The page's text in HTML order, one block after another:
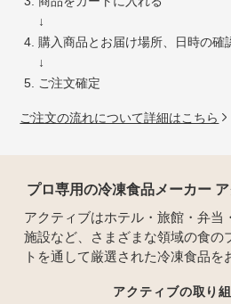
↓
購入商品とお届け場所、日時の確
↓
ご注文確定
ご注文の流れについて詳細はこちら
プロ専用の冷凍食品メーカー
アクティブはホテル・旅館・弁当
施設など、さまざまな領域の食の
トを通して厳選された冷凍食品を
アクティブの取り